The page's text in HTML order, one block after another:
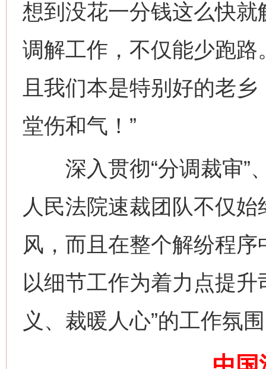
想到没花一分钱这么快
调解工作，不仅能少跑
且我们本是特别好的老
堂伤和气！”
深入贯彻“分调裁审”、
人民法院速裁团队不仅
风，而且在整个解纷程
以细节工作为着力点提
义、裁暖人心”的工作氛
网上购药对药下症？
这是一记警钟！ 谢